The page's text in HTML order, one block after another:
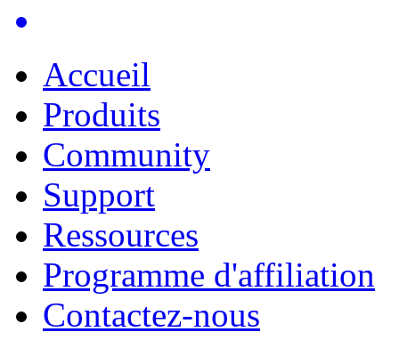
Accueil
Produits
Community
Support
Ressources
Programme d'affiliation
Contactez-nous